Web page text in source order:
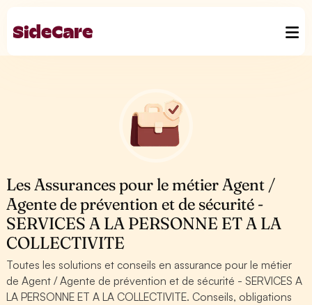
Les Assurances pour le métier Agent /
Agente de prévention et de sécurité -
SERVICES A LA PERSONNE ET A LA
COLLECTIVITE
Toutes les solutions et conseils en assurance pour le métier
de Agent / Agente de prévention et de sécurité - SERVICES A
LA PERSONNE ET A LA COLLECTIVITE. Conseils, obligations